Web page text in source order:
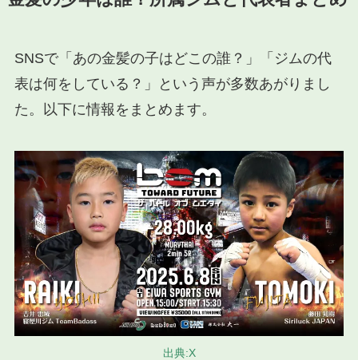
SNSで「あの金髪の子はどこの誰？」「ジムの代
表は何をしている？」という声が多数あがりまし
た。以下に情報をまとめます。
出典:X